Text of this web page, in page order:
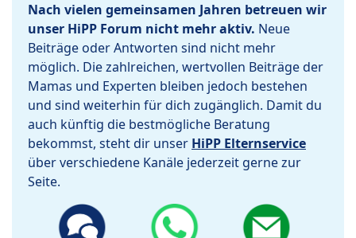
Nach vielen gemeinsamen Jahren betreuen wir
unser HiPP Forum nicht mehr aktiv. Neue
Beiträge oder Antworten sind nicht mehr
möglich. Die zahlreichen, wertvollen Beiträge der
Mamas und Experten bleiben jedoch bestehen
und sind weiterhin für dich zugänglich. Damit du
auch künftig die bestmögliche Beratung
bekommst, steht dir unser HiPP Elternservice
über verschiedene Kanäle jederzeit gerne zur
Seite.